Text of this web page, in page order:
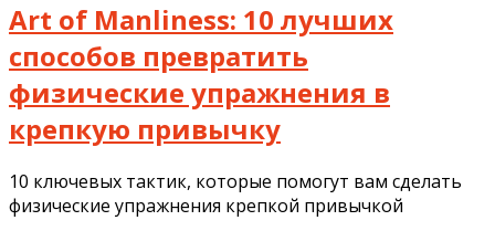
Art of Manliness: 10 лучших
способов превратить
физические упражнения в
крепкую привычку
10 ключевых тактик, которые помогут вам сделать
физические упражнения крепкой привычкой